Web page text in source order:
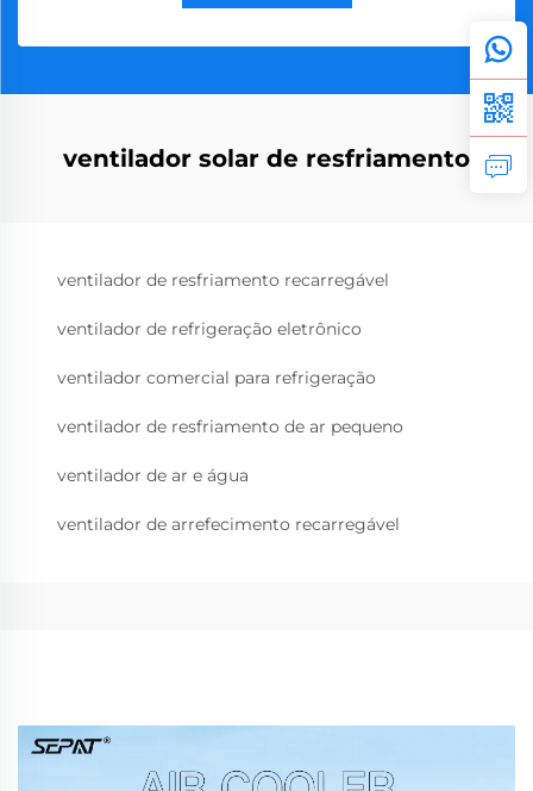
ventilador solar de resfriamento
ventilador de resfriamento recarregável
ventilador de refrigeração eletrônico
ventilador comercial para refrigeração
ventilador de resfriamento de ar pequeno
ventilador de ar e água
ventilador de arrefecimento recarregável